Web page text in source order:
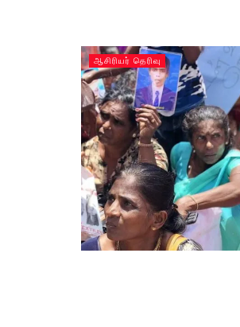
ஆசிரியர் தெரிவு